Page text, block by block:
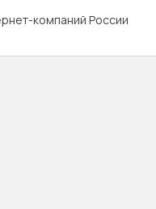
компаний России